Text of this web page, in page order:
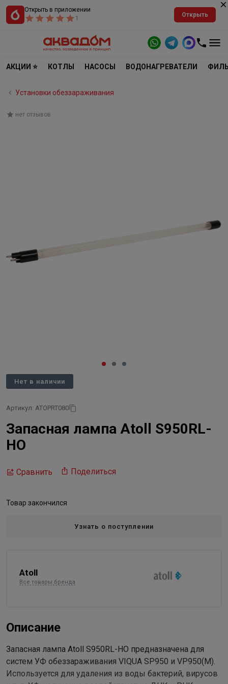
Открыть в приложении
1
Открыть
АКЦИИ ⭐ КОТЛЫ НАСОСЫ ВОДОНАГРЕВАТЕЛИ
Установки обеззараживания
нет отзывов
Нет в наличии
Артикул: ATOPRT080
Запасная лампа Atoll S950RL-
HO
Сравнить Поделиться
Товар закончился
Узнать о поступлении
Atoll
Все товары бренда
Описание
Запасная лампа Atoll S950RL-НО предназначена для
систем УФ обеззараживания VIQUA SP950 и VP950(М).
Используется для удаления из воды бактерий, вирусов